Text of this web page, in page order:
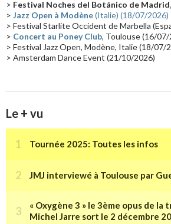
Tournée 2025(14) 2024(14) Chine(13)
> Festival Noches del Botánico de Madrid,
> Jazz Open à Modène(Italie) (18/07/2026)
> Festival Starlite Occident de Marbella
> Concert au Poney Club, Toulouse (16/07/
> Festival Jazz Open, Modène, Italie (18/07/
> Amsterdam Dance Event (21/10/2026)
Le + vu